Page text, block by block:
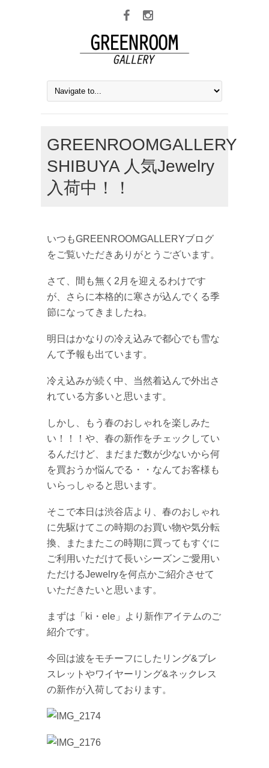
GREENROOMGALLERY
SHIBUYA 人気Jewelry
入荷中！！
いつもGREENROOMGALLERYブログ
をご覧いただきありがとうございます。
さて、間も無く2月を迎えるわけです
が、さらに本格的に寒さが込んでくる季
節になってきましたね。
明日はかなりの冷え込みで都心でも雪な
んて予報も出ています。
冷え込みが続く中、当然着込んで外出さ
れている方多いと思います。
しかし、もう春のおしゃれを楽しみた
い！！！や、春の新作をチェックしてい
るんだけど、まだまだ数が少ないから何
を買おうか悩んでる・・なんてお客様も
いらっしゃると思います。
そこで本日は渋谷店より、春のおしゃれ
に先駆けてこの時期のお買い物や気分転
換、またまたこの時期に買ってもすぐに
ご利用いただけて長いシーズンご愛用い
ただけるJewelryを何点かご紹介させて
いただきたいと思います。
まずは「ki・ele」より新作アイテムのご
紹介です。
今回は波をモチーフにしたリング&ブレ
スレットやワイヤーリング&ネックレス
の新作が入荷しております。